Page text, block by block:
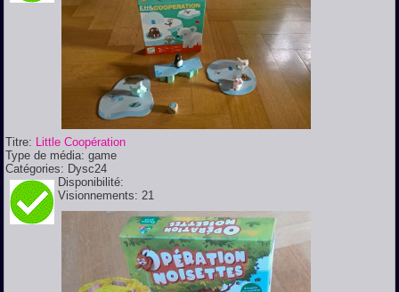
Titre: Little Coopération
Type de média:game
Catégories: Dysc24
Disponibilité:
Visionnements:21